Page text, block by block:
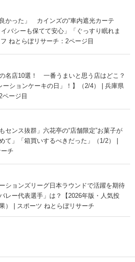
かった」 カインズの“車内遮光カーテ
バシーも保てて安心」「ぐっすり眠れま
ねとらぼリサーチ：2ページ目
名店10選！ 一番うまいと思う店はどこ？
ーションケーキの日」！】（2/4） | 兵庫県
ージ目
センス抜群」六花亭の“店舗限定”お菓子が
」「箱買いするべきだった」（1/2） |
チ
ションズリーグ日本ラウンドで活躍を期待
レー代表選手」は？【2026年版・人気投
） | スポーツ ねとらぼリサーチ